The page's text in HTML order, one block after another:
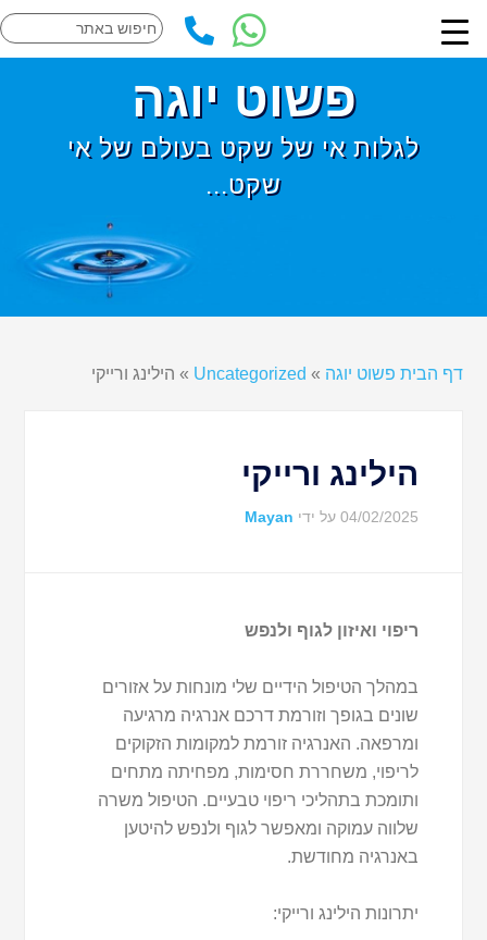
פשוט יוגה
לגלות אי של שקט בעולם של אי
שקט...
דף הבית פשוט יוגה »
Uncategorized
» הילינג ורייקי
הילינג ורייקי
04/02/2025 על ידי Mayan
ריפוי ואיזון לגוף ולנפש
במהלך הטיפול הידיים שלי מונחות על אזורים
שונים בגופך וזורמת דרכם אנרגיה מרגיעה
ומרפאה. האנרגיה זורמת למקומות הזקוקים
לריפוי, משחררת חסימות, מפחיתה מתחים
ותומכת בתהליכי ריפוי טבעיים. הטיפול משרה
שלווה עמוקה ומאפשר לגוף ולנפש להיטען
באנרגיה מחודשת.
יתרונות הילינג ורייקי: